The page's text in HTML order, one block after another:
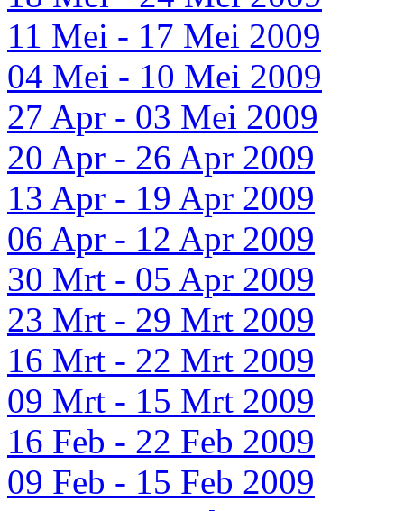
11 Mei - 17 Mei 2009
04 Mei - 10 Mei 2009
27 Apr - 03 Mei 2009
20 Apr - 26 Apr 2009
13 Apr - 19 Apr 2009
06 Apr - 12 Apr 2009
30 Mrt - 05 Apr 2009
23 Mrt - 29 Mrt 2009
16 Mrt - 22 Mrt 2009
09 Mrt - 15 Mrt 2009
16 Feb - 22 Feb 2009
09 Feb - 15 Feb 2009